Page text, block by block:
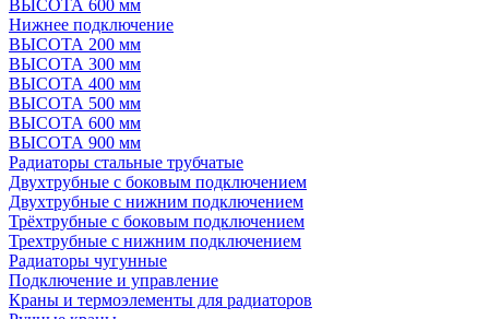
ВЫСОТА 600 мм
Нижнее подключение
ВЫСОТА 200 мм
ВЫСОТА 300 мм
ВЫСОТА 400 мм
ВЫСОТА 500 мм
ВЫСОТА 600 мм
ВЫСОТА 900 мм
Радиаторы стальные трубчатые
Двухтрубные с боковым подключением
Двухтрубные с нижним подключением
Трёхтрубные с боковым подключением
Трехтрубные с нижним подключением
Радиаторы чугунные
Подключение и управление
Краны и термоэлементы для радиаторов